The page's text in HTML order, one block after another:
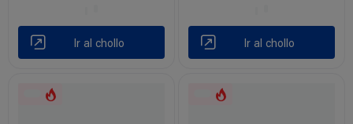
Ir al chollo Ir al chollo